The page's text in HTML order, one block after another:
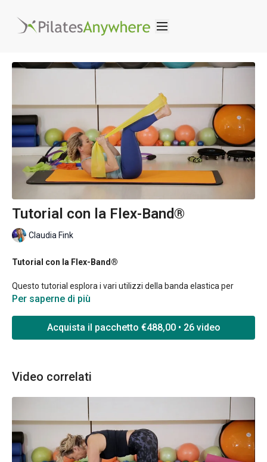
Tutorial con la Flex-Band®
Claudia Fink
Tutorial con la Flex-Band®
Questo tutorial esplora i vari utilizzi della banda elastica per
accompagnare gli esercizi standard di Pilates Matwork offrendo
formazione.
Per saperne di più
Acquista il pacchetto €488,00 • 26 video
Video correlati